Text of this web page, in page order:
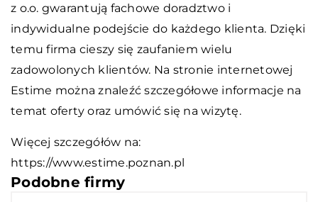
z o.o. gwarantują fachowe doradztwo i
indywidualne podejście do każdego klienta. Dzięki
temu firma cieszy się zaufaniem wielu
zadowolonych klientów. Na stronie internetowej
Estime można znaleźć szczegółowe informacje na
temat oferty oraz umówić się na wizytę.
Więcej szczegółów na:
https://www.estime.poznan.pl
Podobne firmy